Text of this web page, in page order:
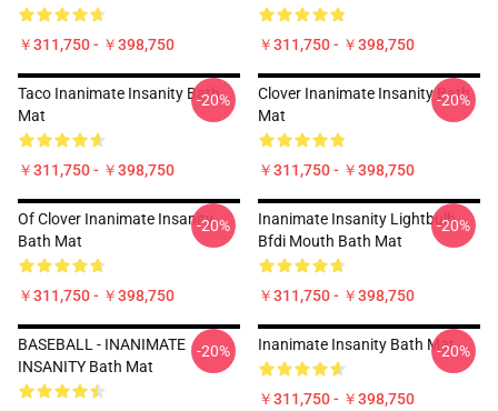
￥311,750 - ￥398,750 ￥311,750 - ￥398,750
Taco Inanimate Insanity Bath
Mat
￥311,750 - ￥398,750
-20%
Clover Inanimate Insanity Bath
Mat
￥311,750 - ￥398,750
-20%
Of Clover Inanimate Insanity
Bath Mat
￥311,750 - ￥398,750
-20%
Inanimate Insanity Lightbulb
Bfdi Mouth Bath Mat
￥311,750 - ￥398,750
-20%
BASEBALL - INANIMATE
INSANITY Bath Mat
-20% Inanimate Insanity Bath Mat
￥311,750 - ￥398,750
-20%